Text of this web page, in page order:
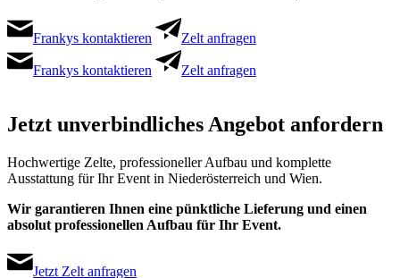
Frankys kontaktieren Zelt anfragen
Frankys kontaktieren Zelt anfragen
Jetzt unverbindliches Angebot anfordern
Hochwertige Zelte, professioneller Aufbau und komplette
Ausstattung für Ihr Event in Niederösterreich und Wien.
Wir garantieren Ihnen eine pünktliche Lieferung und einen
absolut professionellen Aufbau für Ihr Event.
Jetzt Zelt anfragen